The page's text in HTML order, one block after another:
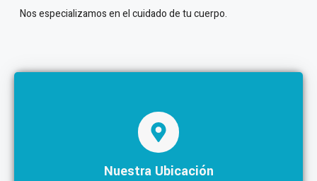
Nos especializamos en el cuidado de tu cuerpo.
Nuestra Ubicación